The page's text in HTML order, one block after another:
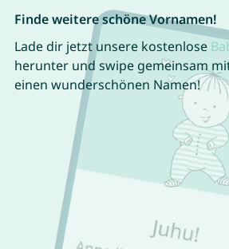
Finde weitere schöne Vornamen!
Lade dir jetzt unsere kostenlose
herunter und swipe gemeinsam
einen wunderschönen Namen!